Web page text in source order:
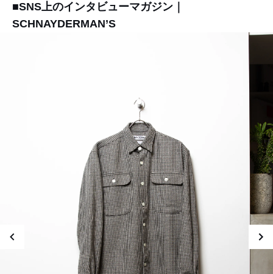
■SNS上のインタビューマガジン｜
SCHNAYDERMAN’S